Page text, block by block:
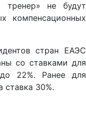
тренер» не будут
компенсационных
стран ЕАЭС
со ставками для
22%. Ранее для
ставка 30%.